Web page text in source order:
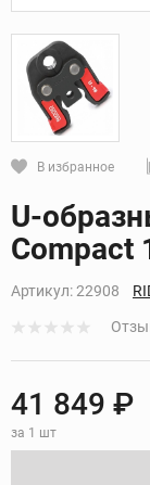
В избранное
Кликните,
U-
Compact
Артикул:22908
41 849 ₽
за 1 шт